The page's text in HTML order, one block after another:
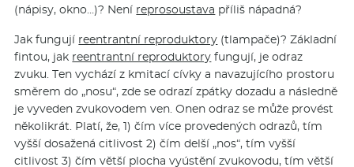
(nápisy, okno…)? Není reprosoustava příliš nápadná?
Jak fungují reentrantní reproduktory (tlampače)? Základní
fintou, jak reentrantní reproduktory fungují, je odraz
zvuku. Ten vychází z kmitací cívky a navazujícího prostoru
směrem do „nosu“, zde se odrazí zpátky dozadu a následně
je vyveden zvukovodem ven. Onen odraz se může provést
několikrát. Platí, že, 1) čím více provedených odrazů, tím
vyšší dosažená citlivost 2) čím delší „nos“, tím vyšší
citlivost 3) čím větší plocha vyústění zvukovodu, tím větší